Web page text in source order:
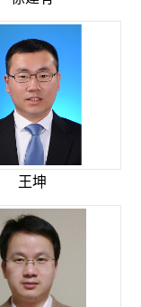
王坤